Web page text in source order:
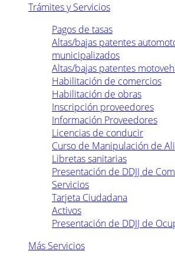
Trámites y Servicios
Pagos de tasas
Altas/bajas patentes
municipalizados
Altas/bajas patentes
Habilitación de comercios
Habilitación de obras
Inscripción proveedores
Información Proveedores
Licencias de conducir
Curso de Manipulación de
Libretas sanitarias
Presentación de DDJJ de
Servicios
Tarjeta Ciudadana
Activos
Presentación de DDJJ de
Más Servicios